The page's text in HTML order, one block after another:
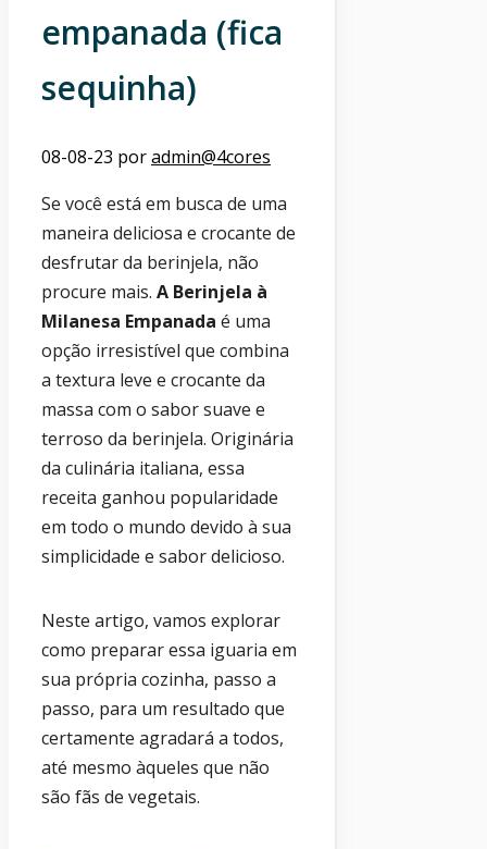
empanada (fica
sequinha)
08-08-23 poradmin@4cores
Se você está em busca de uma
maneira deliciosa e crocante de
desfrutar da berinjela, não
procure mais. A Berinjela à
Milanesa Empanada é uma
opção irresistível que combina
a textura leve e crocante da
massa com o sabor suave e
terroso da berinjela. Originária
da culinária italiana, essa
receita ganhou popularidade
em todo o mundo devido à sua
simplicidade e sabor delicioso.
Neste artigo, vamos explorar
como preparar essa iguaria em
sua própria cozinha, passo a
passo, para um resultado que
certamente agradará a todos,
até mesmo àqueles que não
são fãs de vegetais.